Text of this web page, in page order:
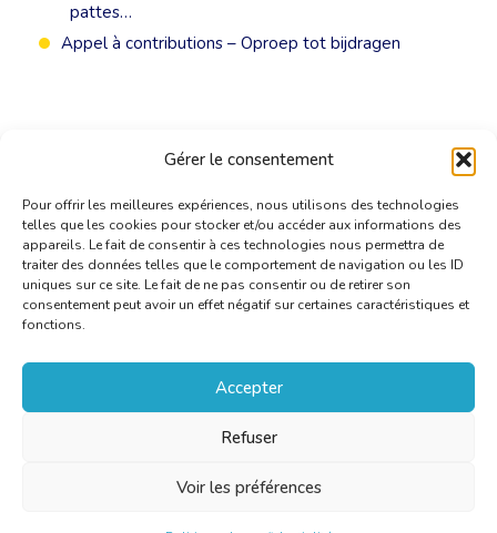
Gérer le consentement
Pour offrir les meilleures expériences, nous utilisons des technologies
telles que les cookies pour stocker et/ou accéder aux informations des
appareils. Le fait de consentir à ces technologies nous permettra de
traiter des données telles que le comportement de navigation ou les ID
uniques sur ce site. Le fait de ne pas consentir ou de retirer son
consentement peut avoir un effet négatif sur certaines caractéristiques et
fonctions.
Accepter
Refuser
Voir les préférences
pattes…
Appel à contributions – Oproep tot bijdragen